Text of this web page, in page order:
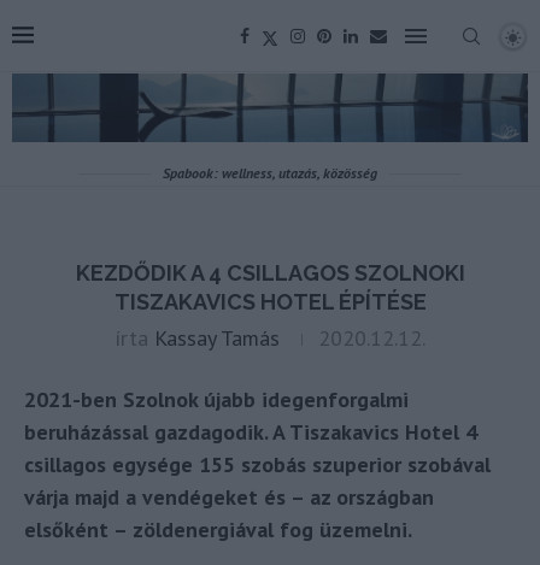
Spabook: wellness, utazás, közösség
KEZDŐDIK A 4 CSILLAGOS SZOLNOKI
TISZAKAVICS HOTEL ÉPÍTÉSE
írta Kassay Tamás 2020.12.12.
2021-ben Szolnok újabb idegenforgalmi
beruházással gazdagodik. A Tiszakavics Hotel 4
csillagos egysége 155 szobás szuperior szobával
várja majd a vendégeket és – az országban
elsőként – zöldenergiával fog üzemelni.